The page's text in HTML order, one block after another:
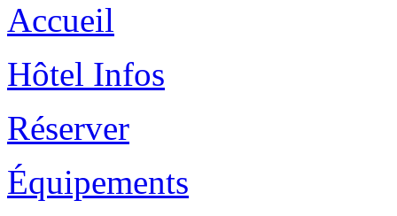
Accueil
Hôtel Infos
Réserver
Équipements